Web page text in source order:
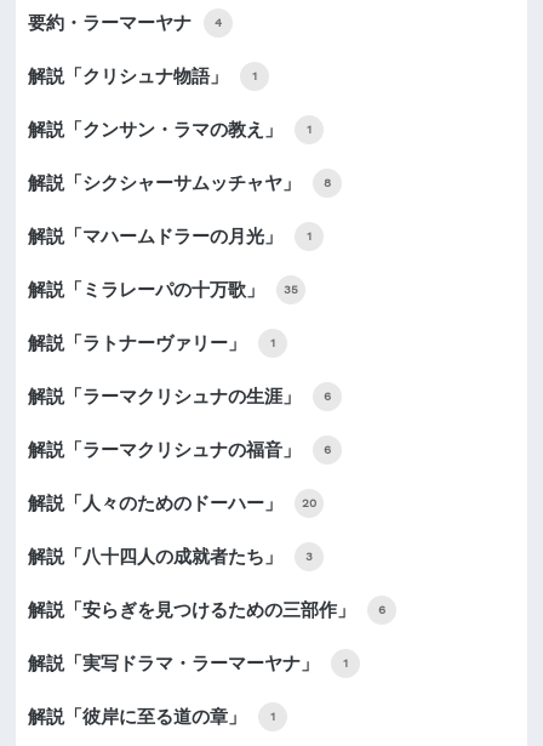
要約・ラーマーヤナ 4
解説「クリシュナ物語」 1
解説「クンサン・ラマの教え」 1
解説「シクシャーサムッチャヤ」 8
解説「マハームドラーの月光」 1
解説「ミラレーパの十万歌」 35
解説「ラトナーヴァリー」 1
解説「ラーマクリシュナの生涯」 6
解説「ラーマクリシュナの福音」 6
解説「人々のためのドーハー」 20
解説「八十四人の成就者たち」 3
解説「安らぎを見つけるための三部作」 6
解説「実写ドラマ・ラーマーヤナ」 1
解説「彼岸に至る道の章」 1